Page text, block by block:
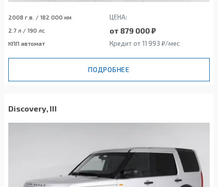
2008 г.в. / 182 000 км ЦЕНА:
2.7 л / 190 лс от 879 000 ₽
КПП автомат Кредит от 11 993 ₽/мес
ПОДРОБНЕЕ
Discovery, III